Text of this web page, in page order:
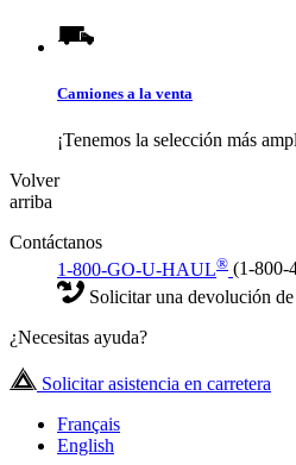
Camiones a la venta
¡Tenemos la selección más
Volver
arriba
Contáctanos
1-800-GO-U-HAUL® (1-800-
Solicitar una devolución
¿Necesitas ayuda?
Solicitar asistencia en carretera
Français
English